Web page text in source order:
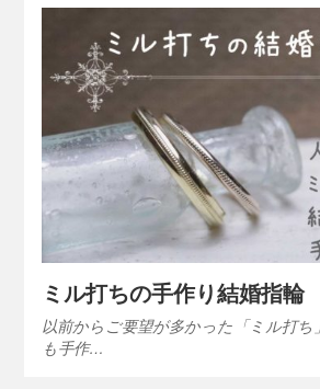
ミル打ちの手作り結婚指輪
以前からご要望が多かった「ミル打ち
も手作…